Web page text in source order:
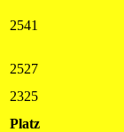
2541
2527
2325
Platz